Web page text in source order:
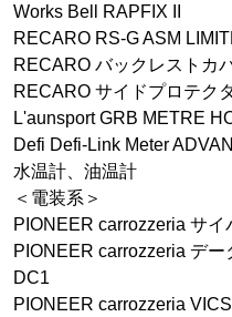
Works Bell RAPFIX II
RECARO RS-G ASM
RECARO バックレストカ
RECARO サイドプロテク
L'aunsport GRB METRE
Defi Defi-Link Meter
水温計、油温計
＜電装系＞
PIONEER carrozzeria サ
PIONEER carrozzeria デ
DC1
PIONEER carrozzeria